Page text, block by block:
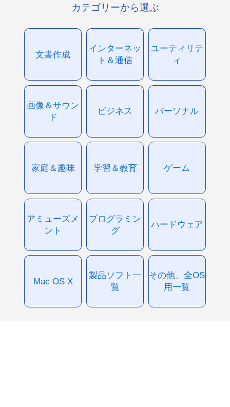
カテゴリーから選ぶ
文書作成
インターネッ
ト＆通信
ユーティリテ
ィ
画像＆サウン
ド
ビジネス パーソナル
家庭＆趣味 学習＆教育 ゲーム
アミューズメ
ント
プログラミン
グ
ハードウェア
Mac OS X
製品ソフト一
覧
その他、全OS
用一覧